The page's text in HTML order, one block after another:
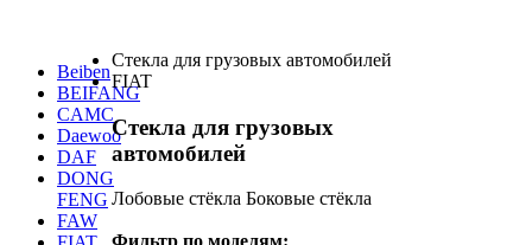
Beiben
BEIFANG
CAMC
Daewoo
DAF
DONG
FENG
FAW
Стекла для грузовых автомобилей
FIAT
Стекла для грузовых
автомобилей
Лобовые стёкла Боковые стёкла